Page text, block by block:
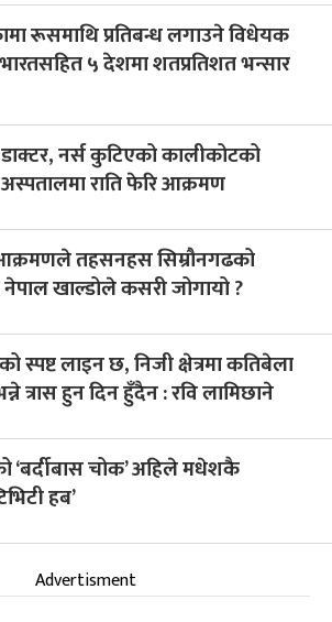
रूसमाथि प्रतिबन्ध लगाउने विधेयक
भारतसहित ५ देशमा शतप्रतिशत भन्सार
नर्स कुटिएको कालीकोटको
राति फेरि आक्रमण
तहसनहस सिम्रौनगढको
खाल्डोले कसरी जोगायो ?
स्पष्ट लाइन छ, निजी क्षेत्रमा कतिबेला
त्रास हुन दिन हुँदैन : रवि लामिछाने
‘बर्दीबास चोक’ अहिले मधेशकै
हब’
Advertisment